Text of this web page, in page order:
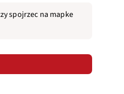
spojrzec na mapke